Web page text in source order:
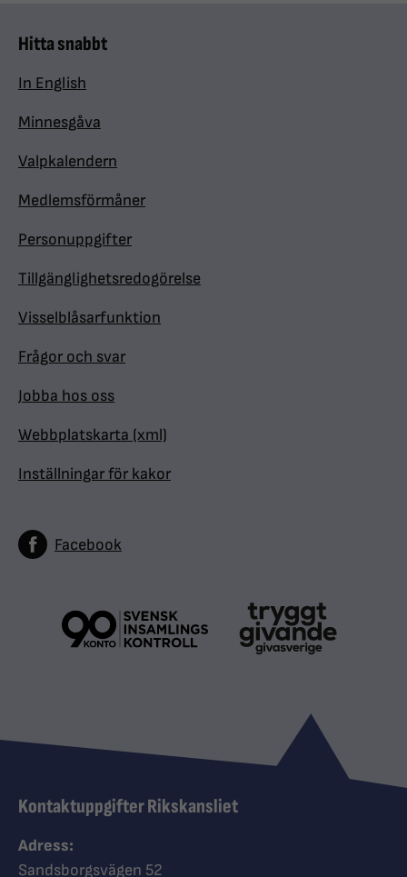
Hitta snabbt
In English
Minnesgåva
Valpkalendern
Medlemsförmåner
Personuppgifter
Tillgänglighetsredogörelse
Visselblåsarfunktion
Frågor och svar
Jobba hos oss
Webbplatskarta (xml)
Inställningar för kakor
Facebook
Kontaktuppgifter Rikskansliet
Adress:
Sandsborgsvägen 52